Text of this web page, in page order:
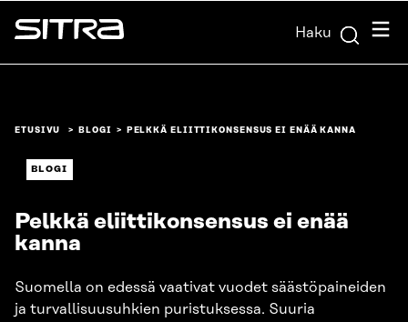
Siirry
suoraan
Sitra Haku
ETUSIVU BLOGI PELKKÄ ELIITTIKONSENSUS EI ENÄÄ KANNA
BLOGI
Pelkkä eliittikonsensus ei enää
kanna
Suomella on edessä vaativat vuodet säästöpaineiden
ja turvallisuusuhkien puristuksessa. Suuria